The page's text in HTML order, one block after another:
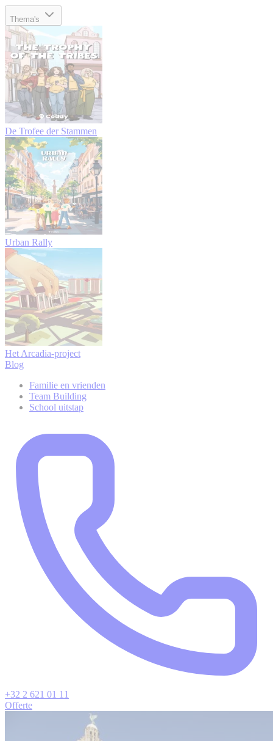
Thema's
De Trofee der Stammen
Urban Rally
Het Arcadia-project
Blog
Familie en vrienden
Team Building
School uitstap
+32 2 621 01 11
Offerte